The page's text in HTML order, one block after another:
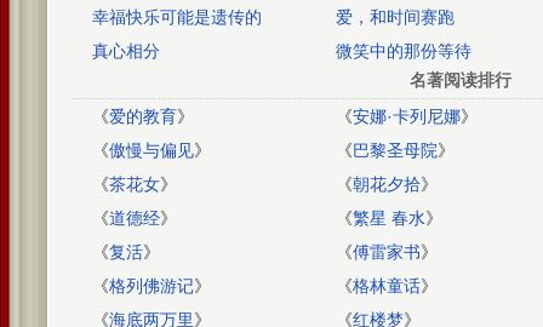
幸福快乐可能是遗传的
爱，和时间赛跑
真心相分
微笑中的那份等待
名著阅读排行
《爱的教育》 《安娜·卡列尼娜》
《傲慢与偏见》 《巴黎圣母院》
《茶花女》 《朝花夕拾》
《道德经》 《繁星 春水》
《复活》 《傅雷家书》
《格列佛游记》 《格林童话》
《海底两万里》 《红楼梦》